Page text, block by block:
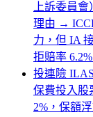
上訴委員
理由 →
力，但 IA
拒賠率 6.2%
投連險
保費投入股
2%，保額